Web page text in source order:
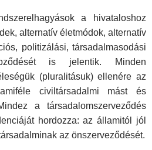
a hivataloshoz
alternatív életmódok, alternatív
politizálási, társadalmasodási
is jelentik. Minden
(pluralitásuk) ellenére az
civiltársadalmi mást és
a társadalomszerveződés
hordozza: az államitól jól
az önszerveződését.